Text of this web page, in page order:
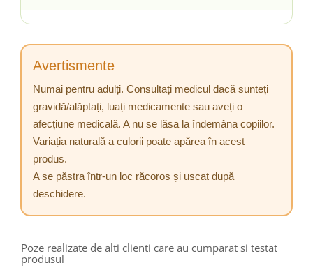
Avertismente
Numai pentru adulți. Consultați medicul dacă sunteți
gravidă/alăptați, luați medicamente sau aveți o
afecțiune medicală. A nu se lăsa la îndemâna copiilor.
Variația naturală a culorii poate apărea în acest
produs.
A se păstra într-un loc răcoros și uscat după
deschidere.
Poze realizate de alti clienti care au cumparat si testat
produsul